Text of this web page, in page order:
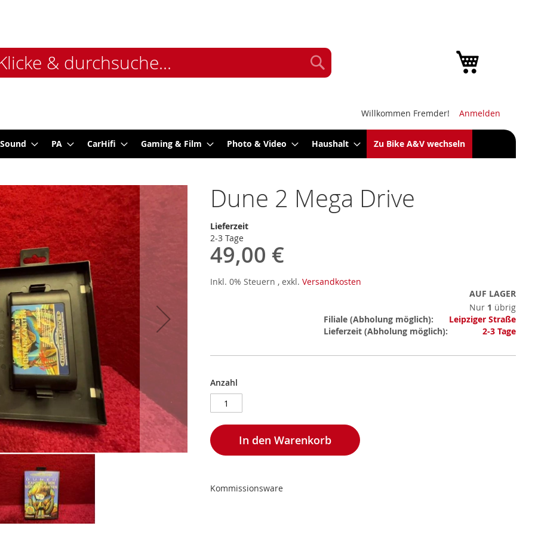
Willkommen Fremder! Anmelden
PA CarHifi Gaming & Film Photo & Video Haushalt Zu Bike A&V wechseln
Dune 2 Mega Drive
Lieferzeit
2-3 Tage
49,00 €
Inkl. 0% Steuern , exkl. Versandkosten
AUF LAGER
Nur 1 übrig
Mehr
Informationen
Filiale
Leipziger Straße
Lieferzeit
2-3 Tage
Anzahl
In den Warenkorb
Kommissionsware